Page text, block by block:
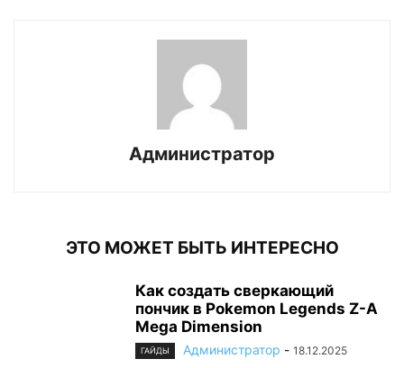
Администратор
ЭТО МОЖЕТ БЫТЬ ИНТЕРЕСНО
Как создать сверкающий
пончик в Pokemon Legends Z-A
Mega Dimension
ГАЙДЫ Администратор - 18.12.2025